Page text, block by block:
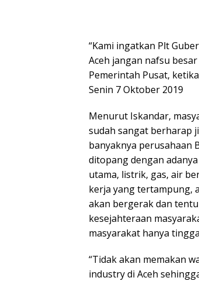
“Kami ingatkan Plt
Aceh jangan nafsu
Pemerintah Pusat,
Senin 7 Oktober 2019
Menurut Iskandar,
sudah sangat berharap
banyaknya perusahaan
ditopang dengan
utama, listrik, gas, air
kerja yang tertampung,
akan bergerak dan
kesejahteraan
masyarakat hanya
“Tidak akan memakan
industry di Aceh